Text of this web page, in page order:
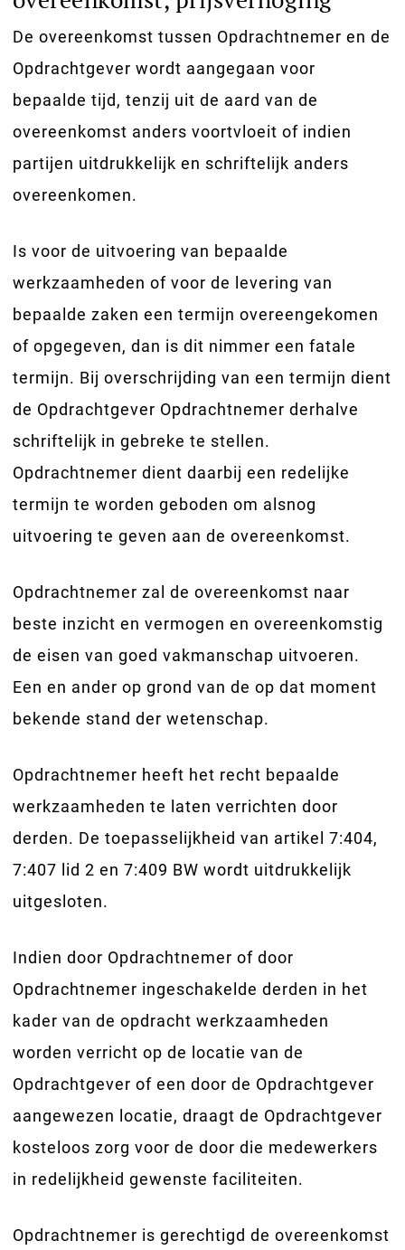
De overeenkomst tussen Opdrachtnemer en de
Opdrachtgever wordt aangegaan voor
bepaalde tijd, tenzij uit de aard van de
overeenkomst anders voortvloeit of indien
partijen uitdrukkelijk en schriftelijk anders
overeenkomen.
Is voor de uitvoering van bepaalde
werkzaamheden of voor de levering van
bepaalde zaken een termijn overeengekomen
of opgegeven, dan is dit nimmer een fatale
termijn. Bij overschrijding van een termijn dient
de Opdrachtgever Opdrachtnemer derhalve
schriftelijk in gebreke te stellen.
Opdrachtnemer dient daarbij een redelijke
termijn te worden geboden om alsnog
uitvoering te geven aan de overeenkomst.
Opdrachtnemer zal de overeenkomst naar
beste inzicht en vermogen en overeenkomstig
de eisen van goed vakmanschap uitvoeren.
Een en ander op grond van de op dat moment
bekende stand der wetenschap.
Opdrachtnemer heeft het recht bepaalde
werkzaamheden te laten verrichten door
derden. De toepasselijkheid van artikel 7:404,
7:407 lid 2 en 7:409 BW wordt uitdrukkelijk
uitgesloten.
Indien door Opdrachtnemer of door
Opdrachtnemer ingeschakelde derden in het
kader van de opdracht werkzaamheden
worden verricht op de locatie van de
Opdrachtgever of een door de Opdrachtgever
aangewezen locatie, draagt de Opdrachtgever
kosteloos zorg voor de door die medewerkers
in redelijkheid gewenste faciliteiten.
Opdrachtnemer is gerechtigd de overeenkomst